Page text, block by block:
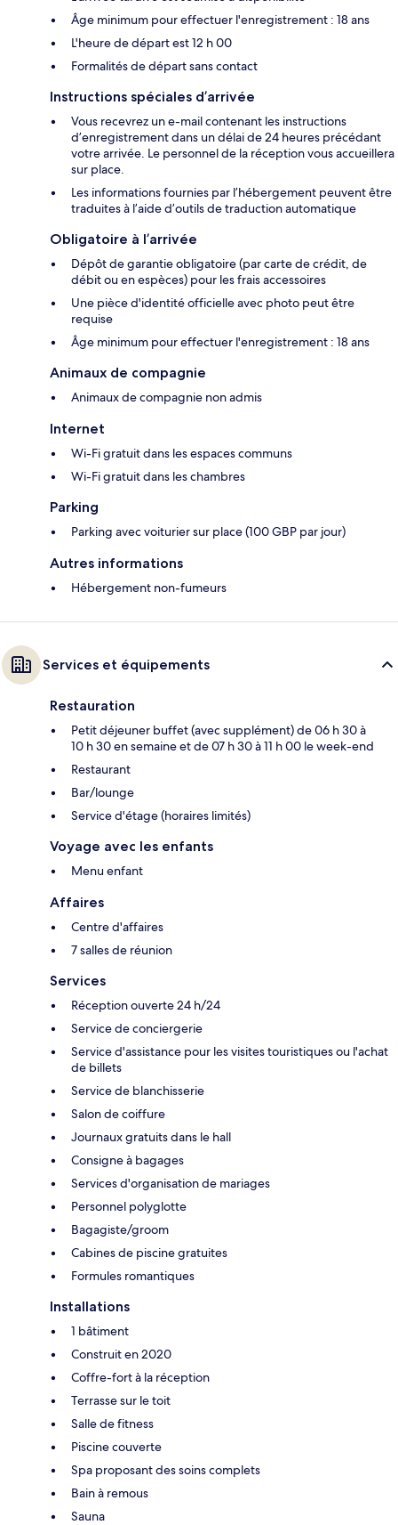
Âge minimum pour effectuer l'enregistrement : 18 ans
L'heure de départ est 12 h 00
Formalités de départ sans contact
Instructions spéciales d’arrivée
Vous recevrez un e-mail contenant les instructions
d’enregistrement dans un délai de 24 heures précédant
votre arrivée. Le personnel de la réception vous accueillera
sur place.
Les informations fournies par l’hébergement peuvent être
traduites à l’aide d’outils de traduction automatique
Obligatoire à l’arrivée
Dépôt de garantie obligatoire (par carte de crédit, de
débit ou en espèces) pour les frais accessoires
Une pièce d'identité officielle avec photo peut être
requise
Âge minimum pour effectuer l'enregistrement : 18 ans
Animaux de compagnie
Animaux de compagnie non admis
Internet
Wi-Fi gratuit dans les espaces communs
Wi-Fi gratuit dans les chambres
Parking
Parking avec voiturier sur place (100 GBP par jour)
Autres informations
Hébergement non-fumeurs
Services et équipements
Restauration
Petit déjeuner buffet (avec supplément) de 06 h 30 à
10 h 30 en semaine et de 07 h 30 à 11 h 00 le week-end
Restaurant
Bar/lounge
Service d'étage (horaires limités)
Voyage avec les enfants
Menu enfant
Affaires
Centre d'affaires
7 salles de réunion
Services
Réception ouverte 24 h/24
Service de conciergerie
Service d'assistance pour les visites touristiques ou l'achat
de billets
Service de blanchisserie
Salon de coiffure
Journaux gratuits dans le hall
Consigne à bagages
Services d'organisation de mariages
Personnel polyglotte
Bagagiste/groom
Cabines de piscine gratuites
Formules romantiques
Installations
1 bâtiment
Construit en 2020
Coffre-fort à la réception
Terrasse sur le toit
Salle de fitness
Piscine couverte
Spa proposant des soins complets
Bain à remous
Sauna